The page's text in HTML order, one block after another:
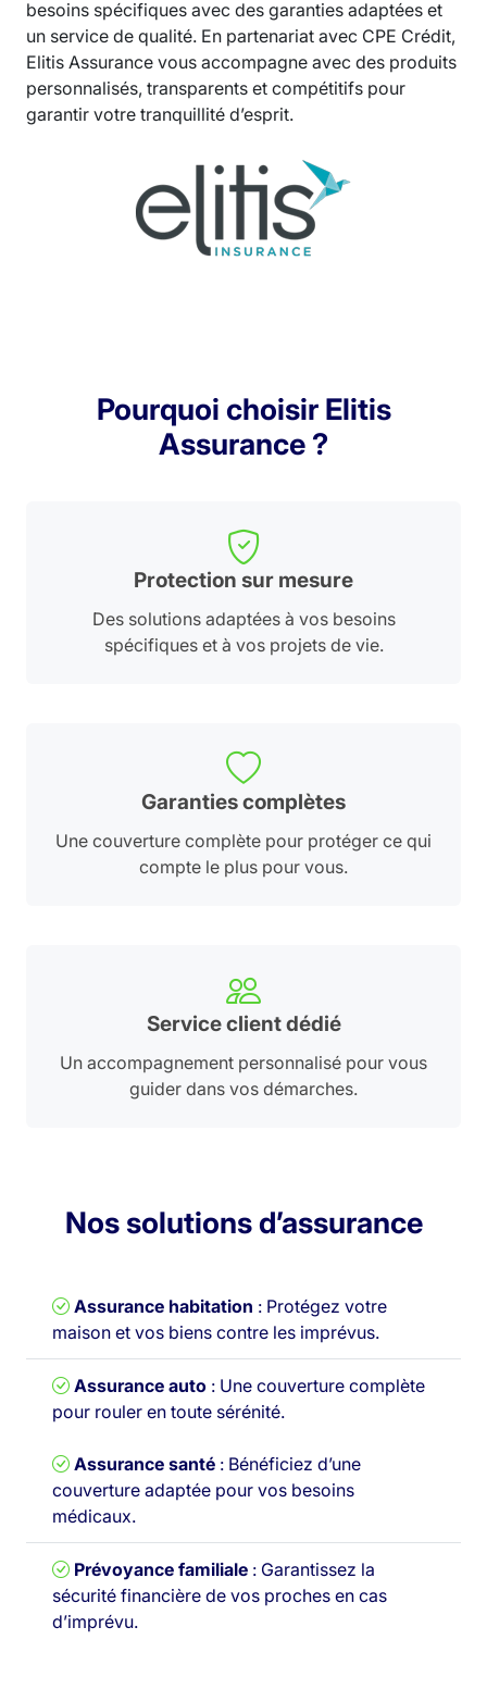
besoins spécifiques avec des garanties adaptées et
un service de qualité. En partenariat avec CPE Crédit,
Elitis Assurance vous accompagne avec des produits
personnalisés, transparents et compétitifs pour
garantir votre tranquillité d’esprit.
Pourquoi choisir Elitis
Assurance ?
Protection sur mesure
Des solutions adaptées à vos besoins
spécifiques et à vos projets de vie.
Garanties complètes
Une couverture complète pour protéger ce qui
compte le plus pour vous.
Service client dédié
Un accompagnement personnalisé pour vous
guider dans vos démarches.
Nos solutions d’assurance
Assurance habitation : Protégez votre
maison et vos biens contre les imprévus.
Assurance auto : Une couverture complète
pour rouler en toute sérénité.
Assurance santé : Bénéficiez d’une
couverture adaptée pour vos besoins
médicaux.
Prévoyance familiale : Garantissez la
sécurité financière de vos proches en cas
d’imprévu.